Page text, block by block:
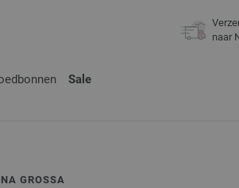
naar
Sale
GROSSA